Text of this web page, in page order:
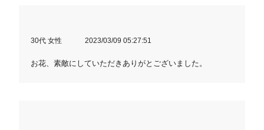
30代 女性 2023/03/09 05:27:51
お花、素敵にしていただきありがとございました。